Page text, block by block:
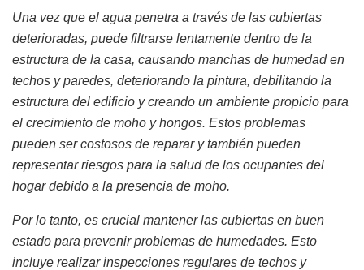
Una vez que el agua penetra a través de las cubiertas
deterioradas, puede filtrarse lentamente dentro de la
estructura de la casa, causando manchas de humedad en
techos y paredes, deteriorando la pintura, debilitando la
estructura del edificio y creando un ambiente propicio para
el crecimiento de moho y hongos. Estos problemas
pueden ser costosos de reparar y también pueden
representar riesgos para la salud de los ocupantes del
hogar debido a la presencia de moho.
Por lo tanto, es crucial mantener las cubiertas en buen
estado para prevenir problemas de humedades. Esto
incluye realizar inspecciones regulares de techos y